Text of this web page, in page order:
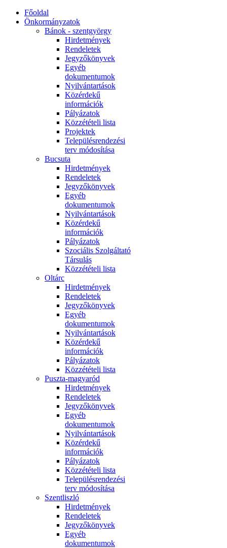
Főoldal
Önkormányzatok
Bánok - szentgyörgy
Hirdetmények
Rendeletek
Jegyzőkönyvek
Egyéb
dokumentumok
Nyilvántartások
Közérdekű
információk
Pályázatok
Közzétételi lista
Projektek
Településrendezési
terv módosítása
Bucsuta
Hirdetmények
Rendeletek
Jegyzőkönyvek
Egyéb
dokumentumok
Nyilvántartások
Közérdekű
információk
Pályázatok
Szociális Szolgáltató
Társulás
Közzétételi lista
Oltárc
Hirdetmények
Rendeletek
Jegyzőkönyvek
Egyéb
dokumentumok
Nyilvántartások
Közérdekű
információk
Pályázatok
Közzétételi lista
Puszta-magyaród
Hirdetmények
Rendeletek
Jegyzőkönyvek
Egyéb
dokumentumok
Nyilvántartások
Közérdekű
információk
Pályázatok
Közzétételi lista
Településrendezési
terv módosítása
Szentliszló
Hirdetmények
Rendeletek
Jegyzőkönyvek
Egyéb
dokumentumok